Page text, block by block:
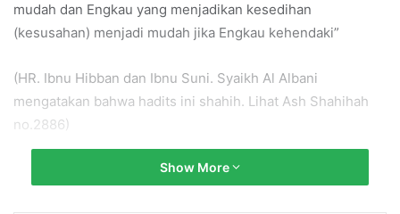
mudah dan Engkau yang menjadikan kesedihan
(kesusahan) menjadi mudah jika Engkau kehendaki”
(HR. Ibnu Hibban dan Ibnu Suni. Syaikh Al Albani
mengatakan bahwa hadits ini shahih. Lihat Ash Shahihah
no.2886)
Show More